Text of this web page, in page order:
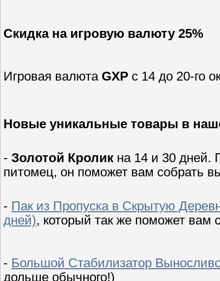
Скидка на игровую валюту 25%
Игровая валюта GXP с 14 до 20-го
Новые уникальные товары в
- Золотой Кролик на 14 и 30 дней.
питомец, он поможет вам собрать
- Пак из Пропуска в Скрытую
дней), который так же поможет вам
- Большой Стабилизатор
дольше обычного!)